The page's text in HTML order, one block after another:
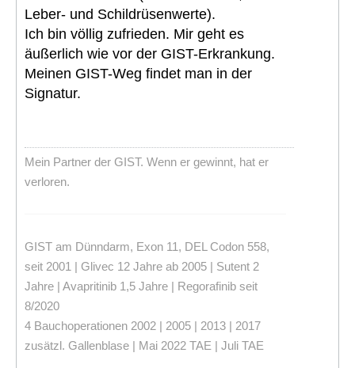
Leber- und Schildrüsenwerte).
Ich bin völlig zufrieden. Mir geht es
äußerlich wie vor der GIST-Erkrankung.
Meinen GIST-Weg findet man in der
Signatur.
Mein Partner der GIST. Wenn er gewinnt, hat er
verloren.
GIST am Dünndarm, Exon 11, DEL Codon 558,
seit 2001 | Glivec 12 Jahre ab 2005 | Sutent 2
Jahre | Avapritinib 1,5 Jahre | Regorafinib seit
8/2020
4 Bauchoperationen 2002 | 2005 | 2013 | 2017
zusätzl. Gallenblase | Mai 2022 TAE | Juli TAE